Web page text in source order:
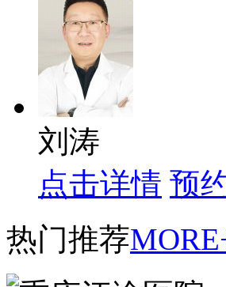
刘涛
点击详情 预
热门推荐